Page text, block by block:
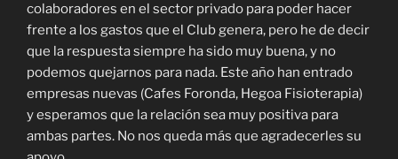
colaboradores en el sector privado para poder hacer
frente a los gastos que el Club genera, pero he de decir
que la respuesta siempre ha sido muy buena, y no
podemos quejarnos para nada. Este año han entrado
empresas nuevas (Cafes Foronda, Hegoa Fisioterapia)
y esperamos que la relación sea muy positiva para
ambas partes. No nos queda más que agradecerles su